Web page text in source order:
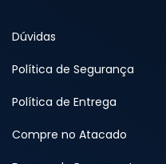
Dúvidas
Política de Segurança
Política de Entrega
Compre no Atacado